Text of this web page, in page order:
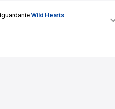
Wild Hearts